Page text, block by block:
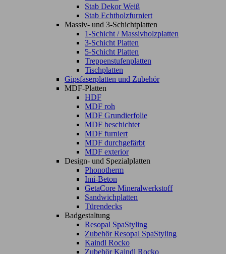
Stab Dekor Weiß
Stab Echtholzfurniert
Massiv- und 3-Schichtplatten
1-Schicht / Massivholzplatten
3-Schicht Platten
5-Schicht Platten
Treppenstufenplatten
Tischplatten
Gipsfaserplatten und Zubehör
MDF-Platten
HDF
MDF roh
MDF Grundierfolie
MDF beschichtet
MDF furniert
MDF durchgefärbt
MDF exterior
Design- und Spezialplatten
Phonotherm
Imi-Beton
GetaCore Mineralwerkstoff
Sandwichplatten
Türendecks
Badgestaltung
Resopal SpaStyling
Zubehör Resopal SpaStyling
Kaindl Rocko
Zubehör Kaindl Rocko